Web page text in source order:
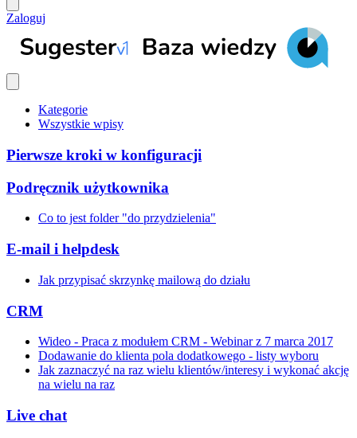
Zaloguj
Kategorie
Wszystkie wpisy
Pierwsze kroki w konfiguracji
Podręcznik użytkownika
Co to jest folder "do przydzielenia"
E-mail i helpdesk
Jak przypisać skrzynkę mailową do działu
CRM
Wideo - Praca z modułem CRM - Webinar z 7 marca 2017
Dodawanie do klienta pola dodatkowego - listy wyboru
Jak zaznaczyć na raz wielu klientów/interesy i wykonać akcję
na wielu na raz
Live chat